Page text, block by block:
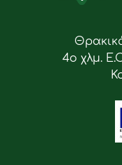
4ο χλμ.